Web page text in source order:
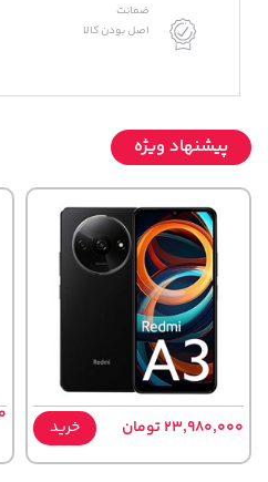
ضمانت
اصل بودن کالا
پیشنهاد ویژه
23,980,000 تومان خرید